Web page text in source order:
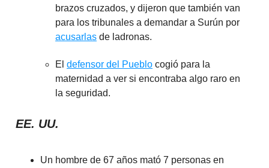
brazos cruzados, y dijeron que también van
para los tribunales a demandar a Surún por
acusarlas de ladronas.
El defensor del Pueblo cogió para la
maternidad a ver si encontraba algo raro en
la seguridad.
EE. UU.
Un hombre de 67 años mató 7 personas en